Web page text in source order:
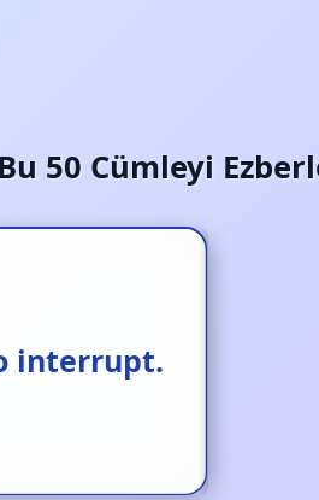
50 Cümleyi
interrupt.